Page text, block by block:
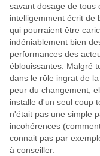
savant dosage de tous
intelligemment écrit de
qui pourraient être
indéniablement bien
performances des
éblouissantes. Malgré
dans le rôle ingrat de
peur du changement,
installe d'un seul coup
n'était pas une simple
incohérences
connait pas par
à conseiller.